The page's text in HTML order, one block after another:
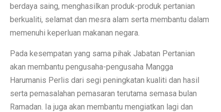
berdaya saing, menghasilkan produk-produk pertanian
berkualiti, selamat dan mesra alam serta membantu dalam
memenuhi keperluan makanan negara.
Pada kesempatan yang sama pihak Jabatan Pertanian
akan membantu pengusaha-pengusaha Mangga
Harumanis Perlis dari segi peningkatan kualiti dan hasil
serta pemasalahan pemasaran terutama semasa bulan
Ramadan. Ia juga akan membantu mengiatkan lagi dan